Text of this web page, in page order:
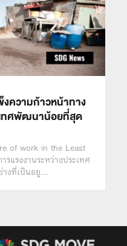
ความก้าวหน้าทาง
เทศพัฒนาน้อยที่สุด
of work in the Least
แรงงานระหว่างประเทศ
างที่เป็นอยู…